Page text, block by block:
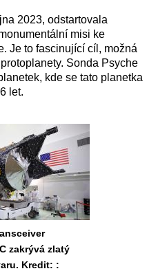
2023, odstartovala
misi ke
Je to fascinující cíl, možná
Sonda Psyche
kde se tato planetka
let.
zakrývá zlatý
Kredit: :